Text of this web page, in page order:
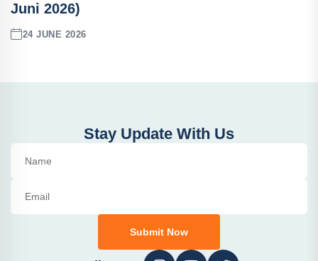
Juni 2026)
24 JUNE 2026
Stay Update With Us
Submit Now